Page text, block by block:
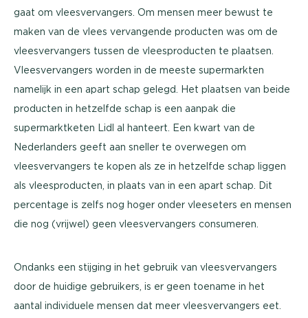
gaat om vleesvervangers. Om mensen meer bewust te
maken van de vlees vervangende producten was om de
vleesvervangers tussen de vleesproducten te plaatsen.
Vleesvervangers worden in de meeste supermarkten
namelijk in een apart schap gelegd. Het plaatsen van beide
producten in hetzelfde schap is een aanpak die
supermarktketen Lidl al hanteert. Een kwart van de
Nederlanders geeft aan sneller te overwegen om
vleesvervangers te kopen als ze in hetzelfde schap liggen
als vleesproducten, in plaats van in een apart schap. Dit
percentage is zelfs nog hoger onder vleeseters en mensen
die nog (vrijwel) geen vleesvervangers consumeren.
Ondanks een stijging in het gebruik van vleesvervangers
door de huidige gebruikers, is er geen toename in het
aantal individuele mensen dat meer vleesvervangers eet.